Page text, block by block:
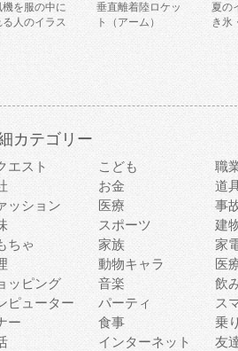
機を服の中に
る人のイラス
垂直離着陸ロケッ
ト（アーム）
夏の
き氷
カテゴリー
エスト こども 職
お金 道
ッション
医療 事
スポーツ 建
ちゃ
家族 家
動物キャラ 医
ッピング
音楽 飲
ピューター
パーティ ス
ー
食事 乗
インターネット 友